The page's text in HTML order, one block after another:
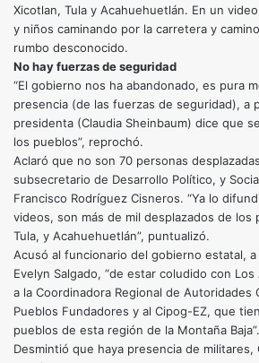
Xicotlan, Tula y Acahuehuetlán. En un
y niños caminando por la carretera y
rumbo desconocido.
No hay fuerzas de seguridad
“El gobierno nos ha abandonado, es pura
presencia (de las fuerzas de seguridad), a
presidenta (Claudia Sheinbaum) dice que
los pueblos”, reprochó.
Aclaró que no son 70 personas
subsecretario de Desarrollo Político, y
Francisco Rodríguez Cisneros. “Ya lo
videos, son más de mil desplazados de los
Tula, y Acahuehuetlán”, puntualizó.
Acusó al funcionario del gobierno estatal,
Evelyn Salgado, “de estar coludido con
a la Coordinadora Regional de Autoridades
Pueblos Fundadores y al Cipog-EZ, que
pueblos de esta región de la Montaña Baja”.
Desmintió que haya presencia de militares,